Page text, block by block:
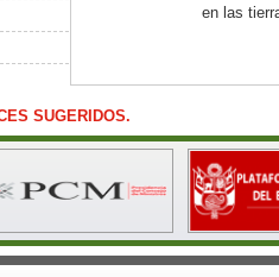
en las
SUGERIDOS.